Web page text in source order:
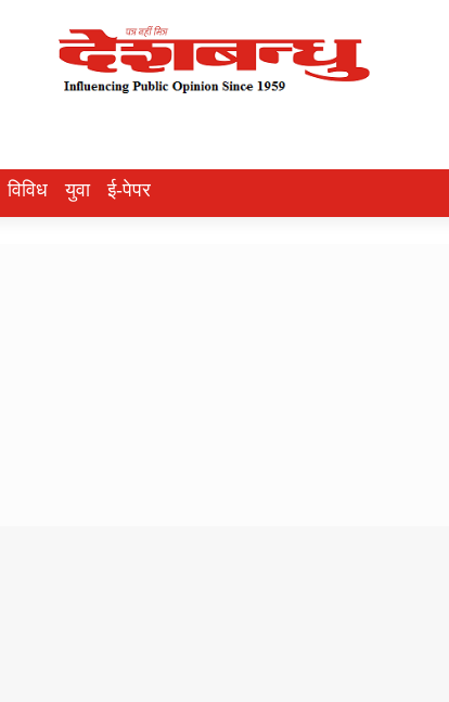
विविध युवा ई-पेपर